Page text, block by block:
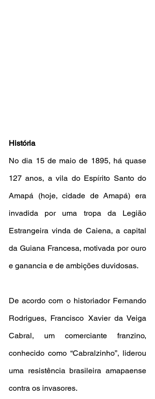
História
No dia 15 de maio de 1895, há quase
127 anos, a vila do Espírito Santo do
Amapá (hoje, cidade de Amapá) era
invadida por uma tropa da Legião
Estrangeira vinda de Caiena, a capital
da Guiana Francesa, motivada por ouro
e ganancia e de ambições duvidosas.
De acordo com o historiador Fernando
Rodrigues, Francisco Xavier da Veiga
Cabral, um comerciante franzino,
conhecido como “Cabralzinho”, liderou
uma resistência brasileira amapaense
contra os invasores.